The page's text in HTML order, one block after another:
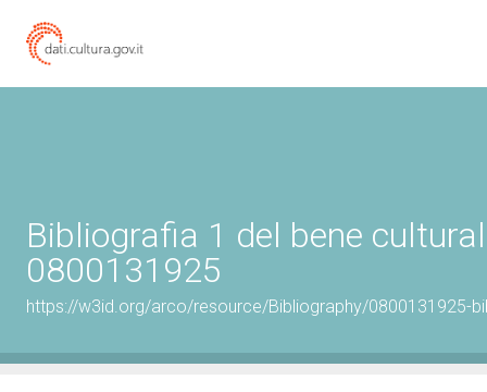
Bibliografia 1 del bene
0800131925
https://w3id.org/arco/resource/Bibliography/0800131925-